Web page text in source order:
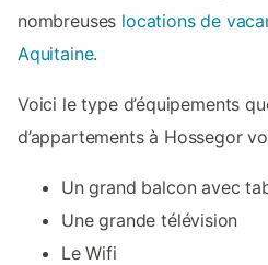
nombreuses locations de
Aquitaine.
Voici le type d’équipements
d’appartements à Hossegor
Un grand balcon avec
Une grande télévision
Le Wifi